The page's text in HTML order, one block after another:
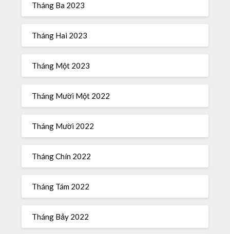
Tháng Ba 2023
Tháng Hai 2023
Tháng Một 2023
Tháng Mười Một 2022
Tháng Mười 2022
Tháng Chín 2022
Tháng Tám 2022
Tháng Bảy 2022